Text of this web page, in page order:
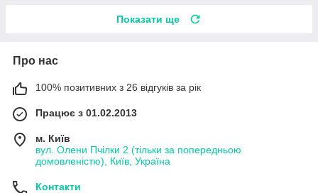
Показати ще
Про нас
100% позитивних з 26 відгуків за рік
Працює з 01.02.2013
м. Київ
вул. Олени Пчілки 2 (тільки за попередньою
домовленістю), Київ, Україна
Контакти